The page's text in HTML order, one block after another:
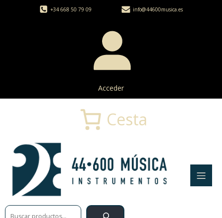
+34 668 50 79 09 info@44600musica.es
Acceder
Buscar
Cesta